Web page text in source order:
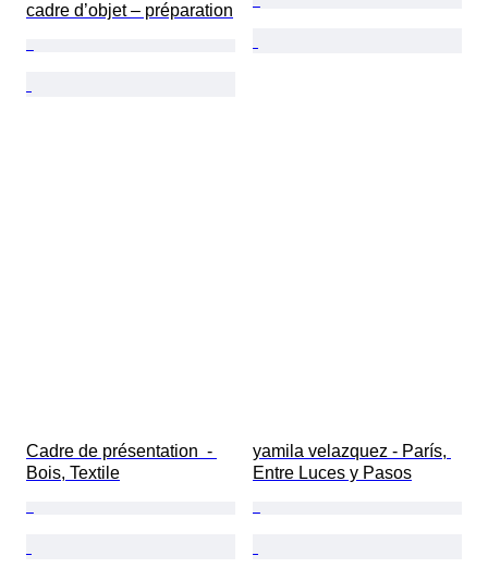
cadre d’objet – préparation
Cadre de présentation  -
Bois, Textile
yamila velazquez - París,
Entre Luces y Pasos